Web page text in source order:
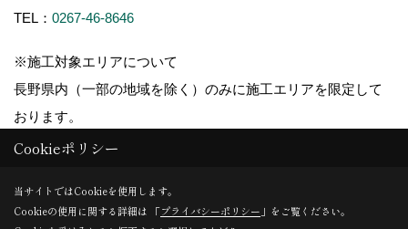
TEL： 0267-46-8646
※施工対象エリアについて
長野県内（一部の地域を除く）のみに施工エリアを限定して
おります。
Copyright (c) ForestCorporation. All Rights Reserved.
Cookieポリシー
当サイトではCookieを使用します。
Cookieの使用に関する詳細は 「プライバシーポリシー 」をご覧ください。